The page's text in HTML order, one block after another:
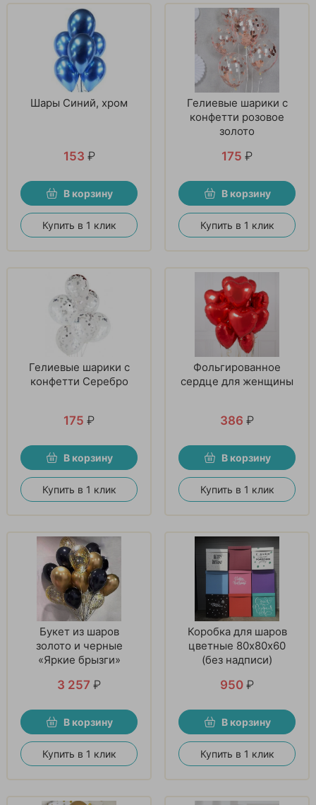
Шары Синий, хром
153 ₽
В корзину
Купить в 1 клик
Гелиевые шарики с
конфетти розовое
золото
175 ₽
В корзину
Купить в 1 клик
Гелиевые шарики с
конфетти Серебро
175 ₽
В корзину
Купить в 1 клик
Фольгированное
сердце для женщины
386 ₽
В корзину
Купить в 1 клик
Букет из шаров
золото и черные
«Яркие брызги»
3 257 ₽
В корзину
Купить в 1 клик
Коробка для шаров
цветные 80х80х60
(без надписи)
950 ₽
В корзину
Купить в 1 клик